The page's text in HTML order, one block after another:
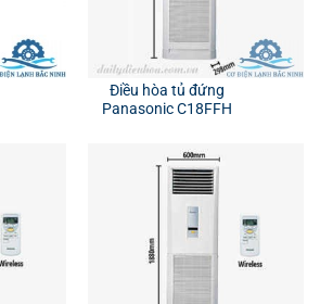
Điều hòa tủ đứng
Panasonic C18FFH